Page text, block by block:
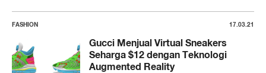
FASHION 17.03.21
Gucci Menjual Virtual Sneakers
Seharga $12 dengan Teknologi
Augmented Reality